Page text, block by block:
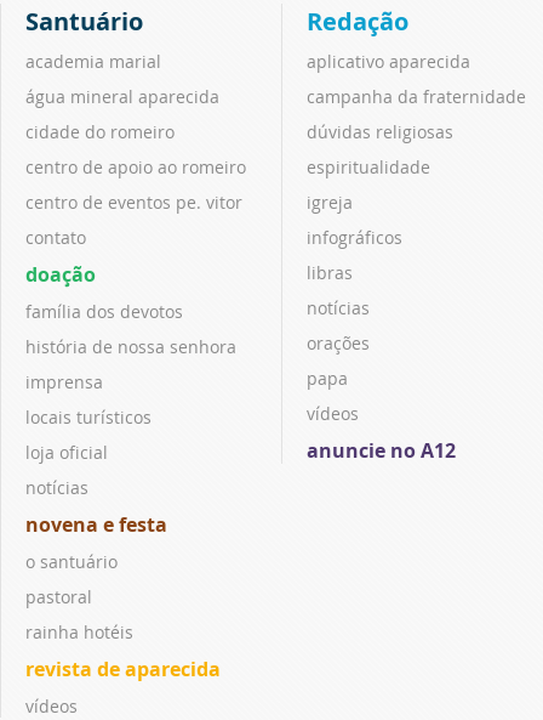
Santuário
academia marial
água mineral aparecida
cidade do romeiro
centro de apoio ao romeiro
centro de eventos pe. vitor
contato
doação
família dos devotos
história de nossa senhora
imprensa
locais turísticos
loja oficial
notícias
novena e festa
o santuário
pastoral
rainha hotéis
revista de aparecida
vídeos
Redação
aplicativo aparecida
campanha da fraternidade
dúvidas religiosas
espiritualidade
igreja
infográficos
libras
notícias
orações
papa
vídeos
anuncie no A12